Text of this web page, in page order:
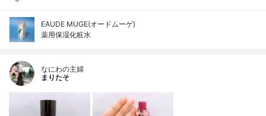
EAUDE MUGE(オードムーゲ)
薬用保湿化粧水
なにわの主婦
まりたそ